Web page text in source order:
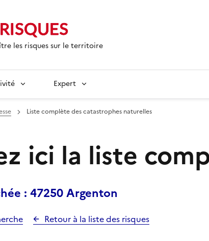
les risques sur le territoire
Expert
Liste complète des catastrophes naturelles
ici la liste
: 47250 Argenton
Retour à la liste des risques